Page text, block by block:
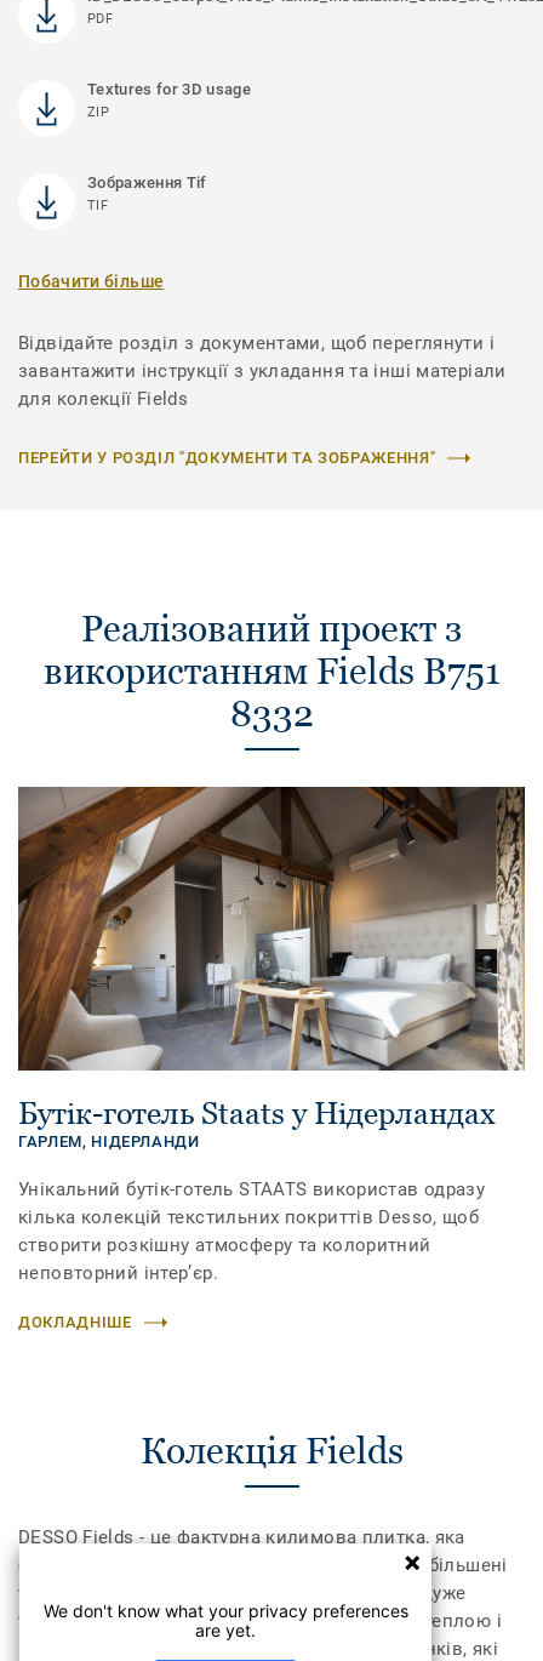
PDF
Textures for 3D usage
ZIP
Зображення Tif
TIF
Побачити більше
Відвідайте розділ з документами, щоб переглянути і
завантажити інструкції з укладання та інші матеріали
для колекції Fields
ПЕРЕЙТИ У РОЗДІЛ "ДОКУМЕНТИ ТА ЗОБРАЖЕННЯ"
Реалізований проект з
використанням Fields B751
8332
Бутік-готель Staats у Нідерландах
ГАРЛЕМ, НІДЕРЛАНДИ
Унікальний бутік-готель STAATS використав одразу
кілька колекцій текстильних покриттів Desso, щоб
створити розкішну атмосферу та колоритний
неповторний інтер’єр.
ДОКЛАДНІШЕ
Колекція Fields
DESSO Fields - це фактурна килимова плитка, яка
створює чітке враження ручного ткацтва. Її збільшені
та нерегулярні петлі допомагають створити дуже
тактильне покриття, яке зробить атмосферу теплою і
гостинною. Сучасна палітра з 37 різних відтінків, які
We don't know what your privacy preferences
are yet.